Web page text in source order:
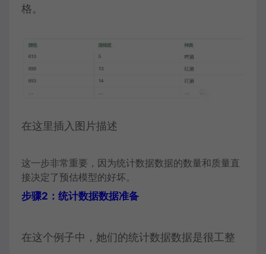
格。
在这里插入图片描述
这一步非常重要，因为统计数据数据的数量和质量直
接决定了预估模型的好坏。
步骤2：统计数据数据准备
在这个例子中，她们的统计数据数据是很工整